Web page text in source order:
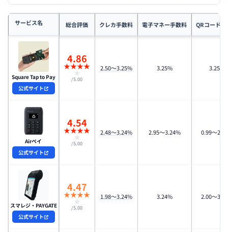
サービス名 総合評価 クレカ手数料 電子マネー手数料 QRコード手
Square Tap to Pay
公式サイト
4.86
★★★★
★
/5.00
2.50〜3.25% 3.25% 3.25%
Airペイ
公式サイト
4.54
★★★★
★
/5.00
2.48〜3.24% 2.95〜3.24% 0.99〜
スマレジ・PAYGATE
公式サイト
4.47
★★★★
★
/5.00
1.98〜3.24% 3.24% 2.00〜